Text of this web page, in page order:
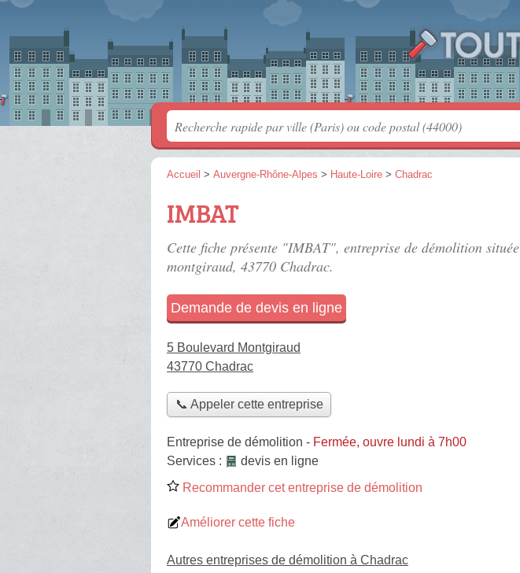
Accueil > Auvergne-Rhône-Alpes > Haute-Loire > Chadrac
IMBAT
Cette fiche présente "IMBAT", entreprise de démolition située
montgiraud, 43770 Chadrac.
Demande de devis en ligne
5 Boulevard Montgiraud
43770 Chadrac
📞 Appeler cette entreprise
Entreprise de démolition - Fermée, ouvre lundi à 7h00
Services :
devis en ligne
Recommander cet entreprise de démolition
Améliorer cette fiche
Autres entreprises de démolition à Chadrac